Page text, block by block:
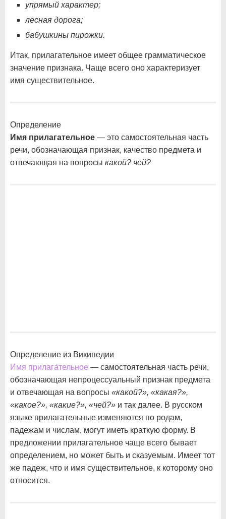
упрямый характер;
лесная дорога;
бабушкины пирожки.
Итак, прилагательное имеет общее грамматическое
значение признака. Чаще всего оно характеризует
имя существительное.
Определение
Имя прилагательное — это самостоятельная часть
речи, обозначающая признак, качество предмета и
отвечающая на вопросы какой? чей?
Определение из Википедии
Имя прилага́тельное — самостоятельная часть речи,
обозначающая непроцессуальный признак предмета
и отвечающая на вопросы «какой?», «какая?»,
«какое?», «какие?», «чей?» и так далее. В русском
языке прилагательные изменяются по родам,
падежам и числам, могут иметь краткую форму. В
предложении прилагательное чаще всего бывает
определением, но может быть и сказуемым. Имеет тот
же падеж, что и имя существительное, к которому оно
относится.